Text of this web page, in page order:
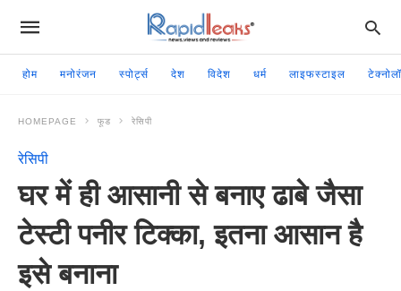
होम मनोरंजन स्पोर्ट्स देश विदेश धर्म लाइफस्टाइल
HOMEPAGE फूड रेसिपी
रेसिपी
घर में ही आसानी से बनाए ढाबे जैसा
टेस्टी पनीर टिक्का, इतना आसान है
इसे बनाना